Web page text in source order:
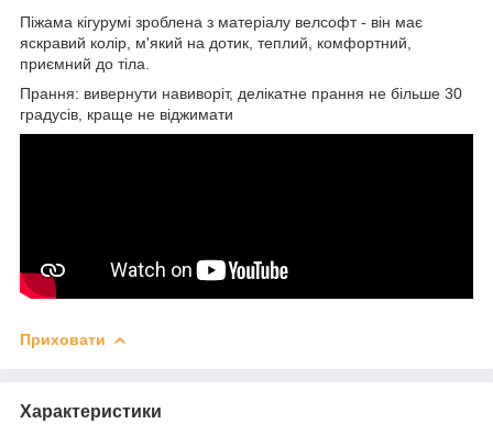
Піжама кігурумі зроблена з матеріалу велсофт - він має
яскравий колір, м'який на дотик, теплий, комфортний,
приємний до тіла.
Прання: вивернути навиворіт, делікатне прання не більше 30
градусів, краще не віджимати
Приховати
Характеристики